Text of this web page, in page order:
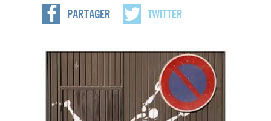
Partager Twitter